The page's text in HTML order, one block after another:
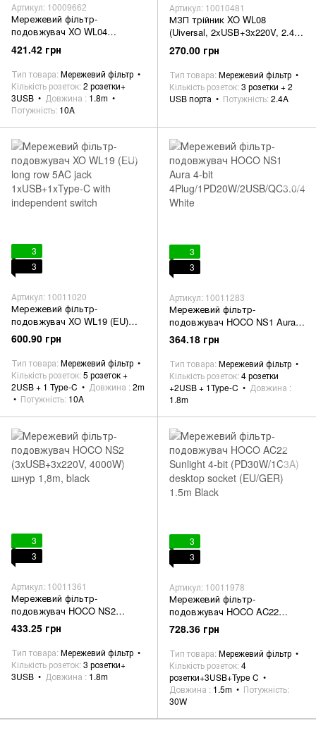
Артикул: 10009662
Мережевий фільтр-
подовжувач XO WL04
(Uiversal, 3xUSB+2x220V, 10A)
шнур 1,8m., white
421.42 грн
Тип товара Мережевий фільтр
Кількість розеток 2 розетки+
3USB
Довжина
1.8m
Потужність 10A
Артикул: 10010481
МЗП трійник XO WL08
(Uiversal, 2xUSB+3x220V, 2.4A)
black
270.00 грн
Тип товара Мережевий фільтр
Кількість розеток 3 розетки + 2
USB порта
Потужність 2.4A
3
3
Артикул: 10011020
Мережевий фільтр-
подовжувач XO WL19 (EU)
long row 5AC jack
1xUSB+1xType-C with
independent switch
600.90 грн
Тип товара Мережевий фільтр
Кількість розеток 5 розеток +
2USB + 1 Type-C
Довжина 2m
Потужність 10A
3
3
Артикул: 10011283
Мережевий фільтр-
подовжувач HOCO NS1 Aura
4-bit
4Plug/1PD20W/2USB/QC3.0/400
0W/3A/1,8m White
364.18 грн
Тип товара Мережевий фільтр
Кількість розеток 4 розетки
+2USB + 1Type-C
Довжина
1.8m
3
3
Артикул: 10011361
Мережевий фільтр-
подовжувач HOCO NS2
(3xUSB+3x220V, 4000W) шнур
1,8m, black
433.25 грн
Тип товара Мережевий фільтр
Кількість розеток 3 розетки+
3USB
Довжина 1.8m
3
3
Артикул: 10011978
Мережевий фільтр-
подовжувач HOCO AC22
Sunlight 4-bit (PD30W/1C3A)
desktop socket (EU/GER) 1.5m
Black
728.36 грн
Тип товара Мережевий фільтр
Кількість розеток 4
розетки+3USB+Type C
Довжина
1.5m
Потужність
30W